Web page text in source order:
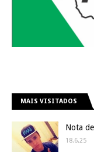
MAIS VISITADOS
Nota
18.6.25